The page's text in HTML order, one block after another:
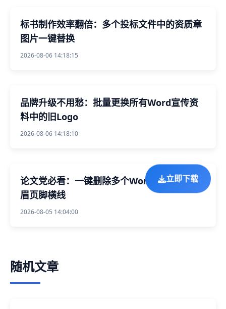
标书制作效率翻倍：多个投标文件中的资质章
图片一键替换
2026-08-06 14:18:15
品牌升级不用愁：批量更换所有Word宣传资
料中的旧Logo
2026-08-06 14:18:10
论文党必看：一键删除多个Word文档中的页
眉页脚横线
2026-08-05 14:04:00
随机文章
立即下载